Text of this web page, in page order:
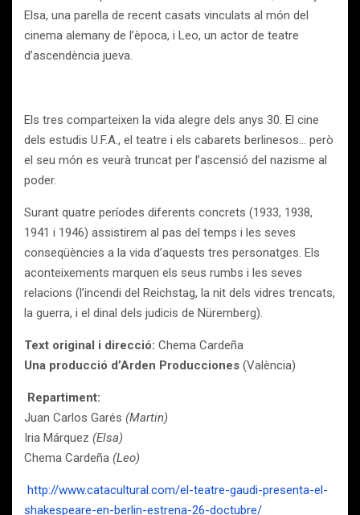
Elsa, una parella de recent casats vinculats al món del
cinema alemany de l’època, i Leo, un actor de teatre
d’ascendència jueva.
Els tres comparteixen la vida alegre dels anys 30. El cine
dels estudis U.F.A., el teatre i els cabarets berlinesos… però
el seu món es veurà truncat per l’ascensió del nazisme al
poder.
Surant quatre períodes diferents concrets (1933, 1938,
1941 i 1946) assistirem al pas del temps i les seves
conseqüències a la vida d’aquests tres personatges. Els
aconteixements marquen els seus rumbs i les seves
relacions (l’incendi del Reichstag, la nit dels vidres trencats,
la guerra, i el dinal dels judicis de Nüremberg).
Text original i direcció: Chema Cardeña
Una producció d’Arden Producciones (València)
Repartiment:
Juan Carlos Garés (Martin)
Iria Márquez (Elsa)
Chema Cardeña (Leo)
http://www.catacultural.com/el-teatre-gaudi-presenta-el-
shakespeare-en-berlin-estrena-26-doctubre/